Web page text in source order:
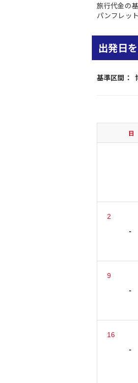
旅行代金の
パンフレッ
出発日
基準区間：
日
2
-
9
-
16
-